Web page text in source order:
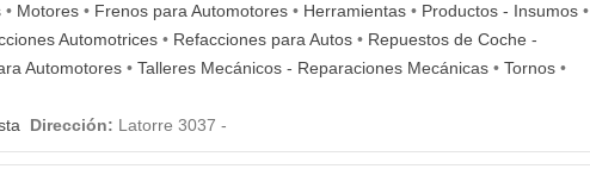
• Motores • Frenos para Automotores • Herramientas • Productos - Insumos •
Automotrices • Refacciones para Autos • Repuestos de Coche -
Automotores • Talleres Mecánicos - Reparaciones Mecánicas • Tornos •
Dirección: Latorre 3037 -